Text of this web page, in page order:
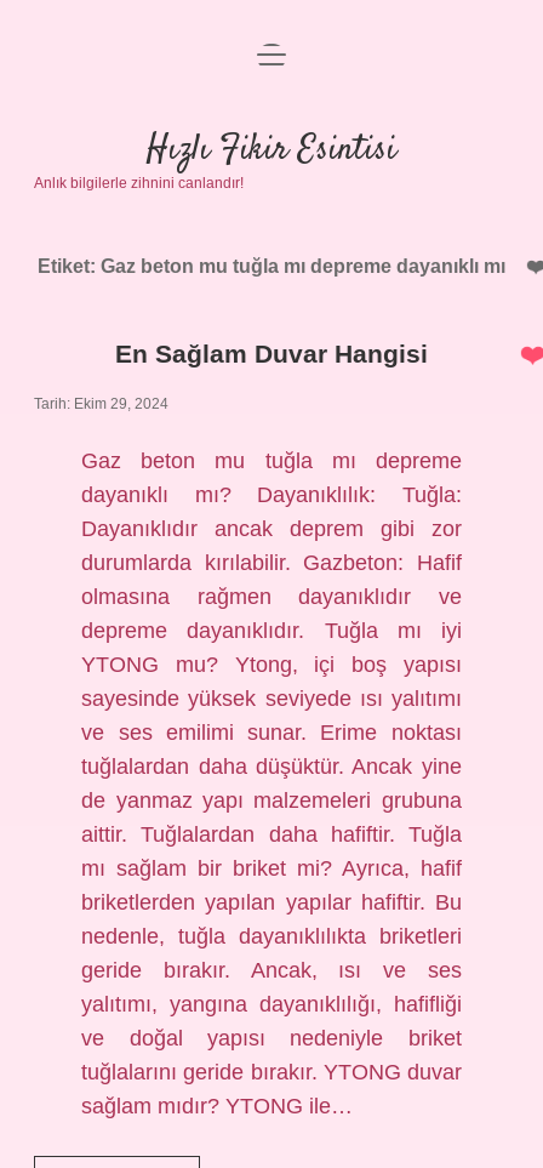
Anasayfa
Gizlilik Politikası
Yasal Uyarı
menüyü
Hızlı Fikir Esintisi
Anlık bilgilerle zihnini canlandır!
Etiket: Gaz beton mu tuğla mı depreme dayanıklı mı
En Sağlam Duvar Hangisi
Tarih: Ekim 29, 2024
Gaz beton mu tuğla mı depreme
dayanıklı mı? Dayanıklılık: Tuğla:
Dayanıklıdır ancak deprem gibi zor
durumlarda kırılabilir. Gazbeton: Hafif
olmasına rağmen dayanıklıdır ve
depreme dayanıklıdır. Tuğla mı iyi
YTONG mu? Ytong, içi boş yapısı
sayesinde yüksek seviyede ısı yalıtımı
ve ses emilimi sunar. Erime noktası
tuğlalardan daha düşüktür. Ancak yine
de yanmaz yapı malzemeleri grubuna
aittir. Tuğlalardan daha hafiftir. Tuğla
mı sağlam bir briket mi? Ayrıca, hafif
briketlerden yapılan yapılar hafiftir. Bu
nedenle, tuğla dayanıklılıkta briketleri
geride bırakır. Ancak, ısı ve ses
yalıtımı, yangına dayanıklılığı, hafifliği
ve doğal yapısı nedeniyle briket
tuğlalarını geride bırakır. YTONG duvar
sağlam mıdır? YTONG ile…